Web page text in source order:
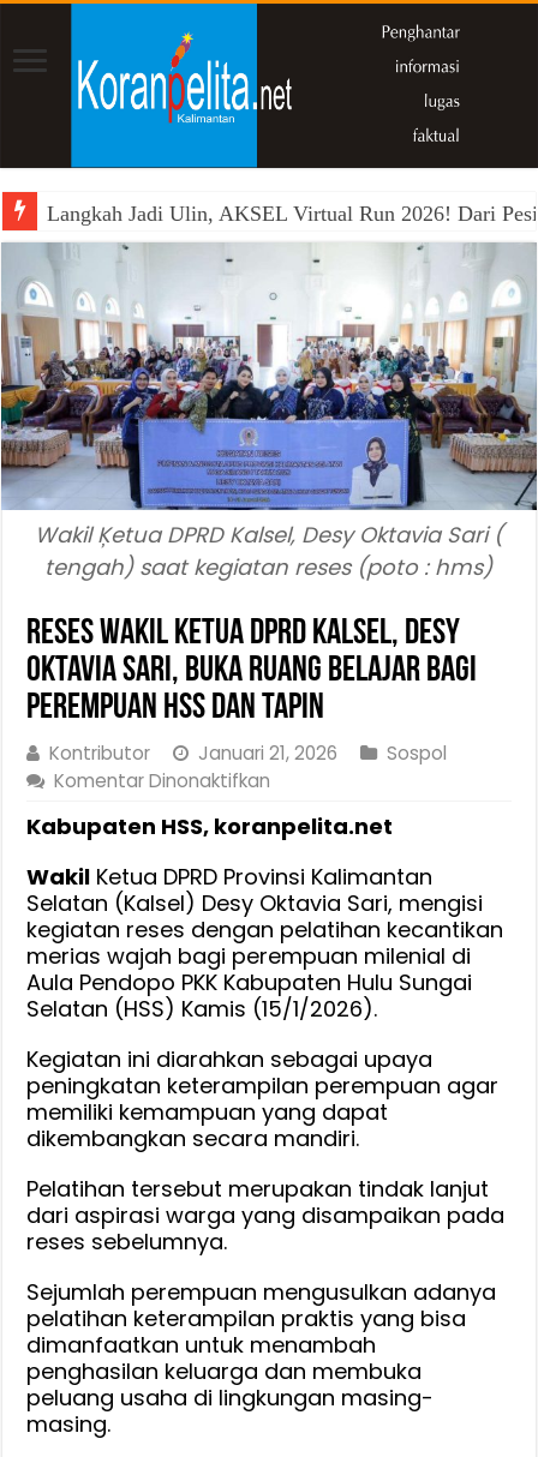
Langkah Jadi Ulin, AKSEL Virtual Run 2026! Dari
Wakil Ķetua DPRD Kalsel, Desy Oktavia Sari (
tengah) saat kegiatan reses (poto : hms)
Reses Wakil Ketua DPRD Kalsel, Desy
Oktavia Sari, Buka Ruang Belajar bagi
Perempuan HSS dan Tapin
Kontributor Januari 21, 2026
Sospol
Komentar Dinonaktifkan
Wakil
DPRD
Kalsel,
Desy
Oktavia
Sari,
Buka
Ruang
Belajar
bagi
Perempuan
dan
Tapin
Kabupaten HSS, koranpelita.net
Wakil Ketua DPRD Provinsi Kalimantan
Selatan (Kalsel) Desy Oktavia Sari, mengisi
kegiatan reses dengan pelatihan kecantikan
merias wajah bagi perempuan milenial di
Aula Pendopo PKK Kabupaten Hulu Sungai
Selatan (HSS) Kamis (15/1/2026).
Kegiatan ini diarahkan sebagai upaya
peningkatan keterampilan perempuan agar
memiliki kemampuan yang dapat
dikembangkan secara mandiri.
Pelatihan tersebut merupakan tindak lanjut
dari aspirasi warga yang disampaikan pada
reses sebelumnya.
Sejumlah perempuan mengusulkan adanya
pelatihan keterampilan praktis yang bisa
dimanfaatkan untuk menambah
penghasilan keluarga dan membuka
peluang usaha di lingkungan masing-
masing.